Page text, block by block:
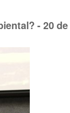
- 20